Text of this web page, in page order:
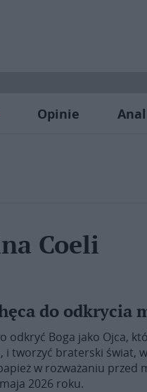
Opinie
Coeli
do odkrycia
odkryć Boga jako Ojca,
i tworzyć braterski świat,
w rozważaniu przed
2026 roku.